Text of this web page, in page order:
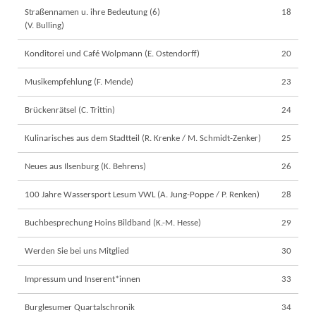
Straßennamen u. ihre Bedeutung (6)
(V. Bulling)
18
Konditorei und Café Wolpmann (E. Ostendorff) 20
Musikempfehlung (F. Mende) 23
Brückenrätsel (C. Trittin) 24
Kulinarisches aus dem Stadtteil (R. Krenke / M. Schmidt-Zenker) 25
Neues aus Ilsenburg (K. Behrens) 26
100 Jahre Wassersport Lesum VWL (A. Jung-Poppe / P. Renken) 28
Buchbesprechung Hoins Bildband (K.-M. Hesse) 29
Werden Sie bei uns Mitglied 30
Impressum und Inserent*innen 33
Burglesumer Quartalschronik
34